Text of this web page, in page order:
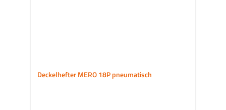
Deckelhefter MERO 18P pneumatisch